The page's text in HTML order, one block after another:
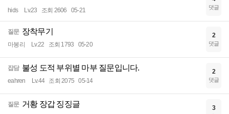
hids Lv.23 조회 2606 05-21 댓글
질문 장착무기
마봉리 Lv.22 조회 1793 05-20
2
댓글
잡담 불성 도적 부위별 마부 질문입니다.
eahren Lv.44 조회 2075 05-14
2
댓글
질문 거황 장갑 징징글 3